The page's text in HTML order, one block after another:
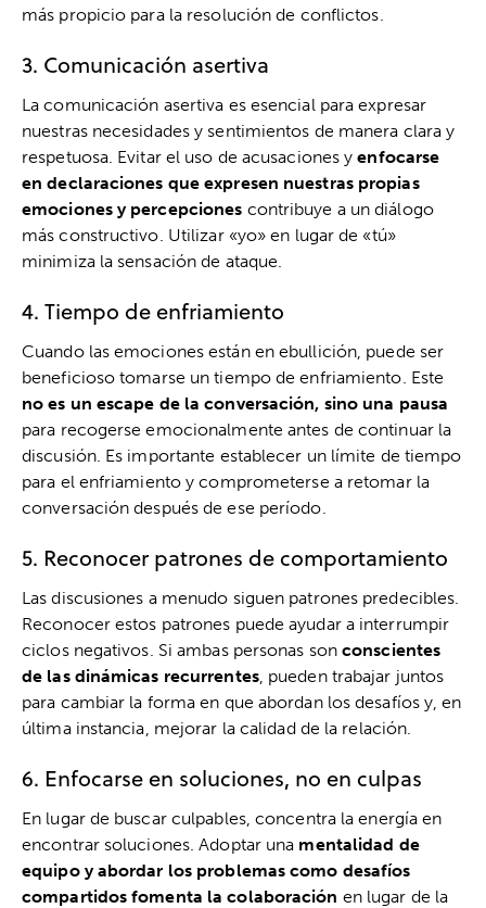
más propicio para la resolución de conflictos.
3. Comunicación asertiva
La comunicación asertiva es esencial para expresar
nuestras necesidades y sentimientos de manera clara y
respetuosa. Evitar el uso de acusaciones yenfocarse
en declaraciones que expresen nuestras propias
emociones y percepciones contribuye a un diálogo
más constructivo. Utilizar «yo» en lugar de «tú»
minimiza la sensación de ataque.
4. Tiempo de enfriamiento
Cuando las emociones están en ebullición, puede ser
beneficioso tomarse un tiempo de enfriamiento. Este
no es un escape de la conversación, sino una pausa
para recogerse emocionalmente antes de continuar la
discusión. Es importante establecer un límite de tiempo
para el enfriamiento y comprometerse a retomar la
conversación después de ese período.
5. Reconocer patrones de comportamiento
Las discusiones a menudo siguen patrones predecibles.
Reconocer estos patrones puede ayudar a interrumpir
ciclos negativos. Si ambas personas sonconscientes
de las dinámicas recurrentes, pueden trabajar juntos
para cambiar la forma en que abordan los desafíos y, en
última instancia, mejorar la calidad de la relación.
6. Enfocarse en soluciones, no en culpas
En lugar de buscar culpables, concentra la energía en
encontrar soluciones. Adoptar una mentalidad de
equipo y abordar los problemas como desafíos
compartidos fomenta la colaboración en lugar de la